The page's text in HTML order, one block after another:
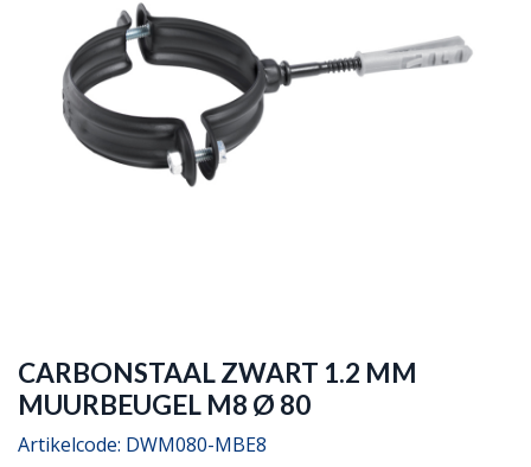
CARBONSTAAL ZWART 1.2 MM
MUURBEUGEL M8 Ø 80
Artikelcode: DWM080-MBE8